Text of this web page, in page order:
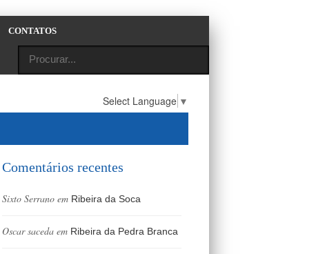
CONTATOS
Select Language ▼
Comentários recentes
Sixto Serrano em Ribeira da Soca
Oscar saceda em Ribeira da Pedra Branca